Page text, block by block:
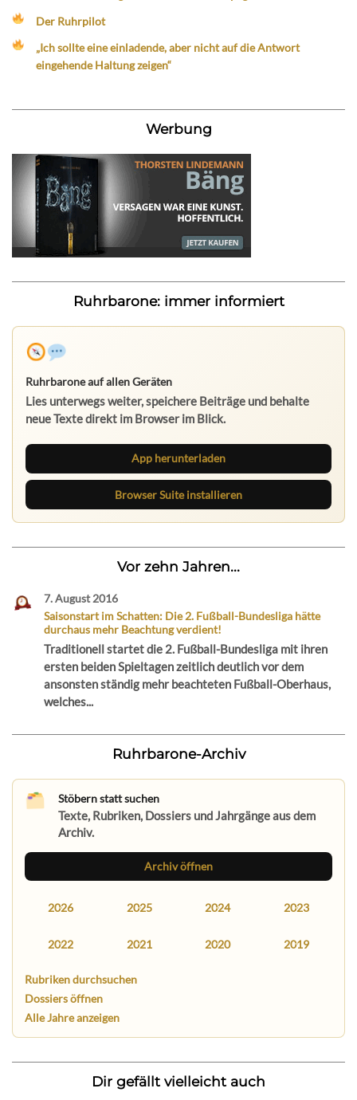
Der Ruhrpilot
„Ich sollte eine einladende, aber nicht auf die Antwort
eingehende Haltung zeigen“
Werbung
Ruhrbarone: immer informiert
Ruhrbarone auf allen Geräten
Lies unterwegs weiter, speichere Beiträge und behalte
neue Texte direkt im Browser im Blick.
App herunterladen
Browser Suite installieren
Vor zehn Jahren...
7. August 2016
Saisonstart im Schatten: Die 2. Fußball-Bundesliga hätte
durchaus mehr Beachtung verdient!
Traditionell startet die 2. Fußball-Bundesliga mit ihren
ersten beiden Spieltagen zeitlich deutlich vor dem
ansonsten ständig mehr beachteten Fußball-Oberhaus,
welches...
Ruhrbarone-Archiv
Stöbern statt suchen
Texte, Rubriken, Dossiers und Jahrgänge aus dem
Archiv.
Archiv öffnen
2026 2025 2024 2023
2022 2021 2020 2019
Rubriken durchsuchen
Dossiers öffnen
Alle Jahre anzeigen
Dir gefällt vielleicht auch